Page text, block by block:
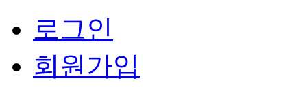
로그인
회원가입